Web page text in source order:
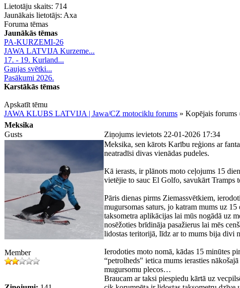
Lietotāju skaits: 714
Jaunākais lietotājs: Axa
Foruma tēmas
Jaunākās tēmas
PA-KURZEMI-26
JAWA LATVIJA Kurzeme...
17. - 19. Kurland...
Gaujas svētki...
Pasākumi 2026.
Karstākās tēmas
Apskatīt tēmu
JAWA KLUBS LATVIJA | Jawa/CZ motociklu forums » Kopējais forums
Meksika
Gusts
Ziņojums ievietots 22-01-2026 17:34
Member
Meksika, sen kārots Karību reģions ar
neatradīsi divas vienādas pudeles.
Kā ierasts, ir plānots moto ceļojums 15
vietējie to sauc El Golfo, savukārt Tramps
Pāris dienas pirms Ziemassvētkiem,
mugursomas saturs, jo katram mums uz
taksometra aplikācijas lai mūs nogādā uz
nosēžoties brīdināja pasažierus lai mēs
lidostas teritorijā, līdz ar to mums bija divi
Ierodoties moto nomā, kādas 15 minūtes
“petrolheds" ietica mums ierasties
mugursomu plecos…
Braucam ar taksi piespiedu kārtā uz